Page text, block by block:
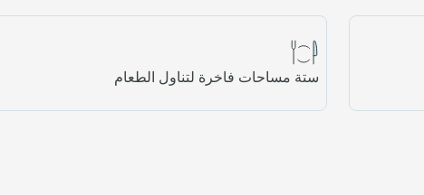
ستة مساحات فاخرة لتناول الطعام